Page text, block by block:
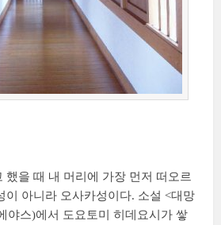
했을 때 내 머리에 가장 먼저 떠오르
이 아니라 오사카성이다. 소설 <대망
야스)에서 도요토미 히데요시가 쌓